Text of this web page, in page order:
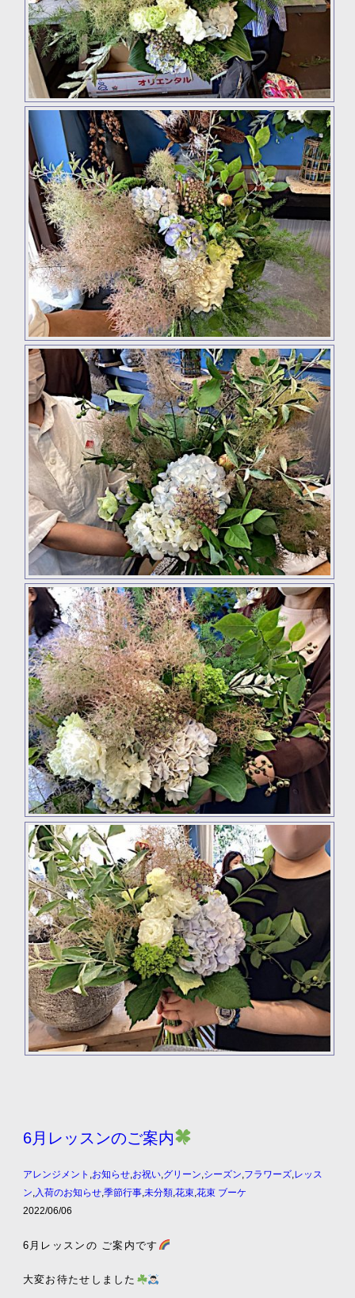
6月レッスンのご案内
アレンジメント ,お知らせ,お祝い,グリーン,シーズン,フラワーズ,レッス
ン,入荷のお知らせ,季節行事,未分類,花束,花束 ブーケ
2022/06/06
6 月レッスンの ご案内です
大変お待たせしました